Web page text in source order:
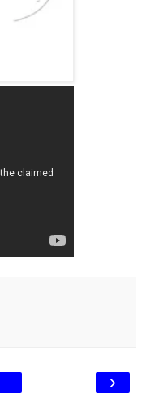
›